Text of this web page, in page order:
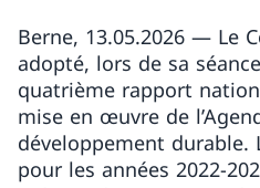
Berne, 13.05.2026 — Le
adopté, lors de sa
quatrième rapport
mise en œuvre de
développement
pour les années 2022-